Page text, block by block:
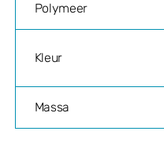
Polymeer
Kleur
Massa